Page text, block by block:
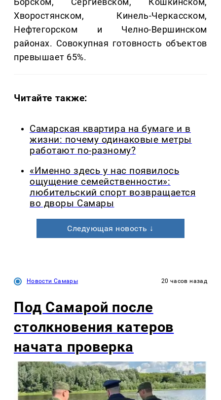
Хворостянском, Кинель-Черкасском,
Нефтегорском и Челно-Вершинском
районах. Совокупная готовность объектов
превышает 65%.
Читайте также:
Самарская квартира на бумаге и в
жизни: почему одинаковые метры
работают по-разному?
«Именно здесь у нас появилось
ощущение семейственности»:
любительский спорт возвращается
во дворы Самары
Следующая новость ↓
Новости Самары 20 часов назад
Под Самарой после
столкновения катеров
начата проверка